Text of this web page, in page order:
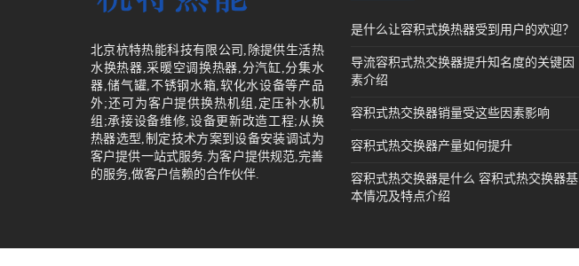
北京杭特热能科技有限公司,除提供生活热
水换热器,采暖空调换热器,分汽缸,分集水
器,储气罐,不锈钢水箱,软化水设备等产品
外;还可为客户提供换热机组,定压补水机
组;承接设备维修,设备更新改造工程;从换
热器选型,制定技术方案到设备安装调试为
客户提供一站式服务.为客户提供规范,完善
的服务,做客户信赖的合作伙伴.
是什么让容积式换热器受到用户的欢迎？
导流容积式热交换器提升知名度的关键因
素介绍
容积式热交换器销量受这些因素影响
容积式热交换器产量如何提升
容积式热交换器是什么 容积式热交换器基
本情况及特点介绍